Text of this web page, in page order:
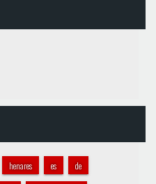
henares es de